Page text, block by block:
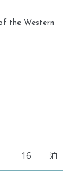
the Western
16 泊